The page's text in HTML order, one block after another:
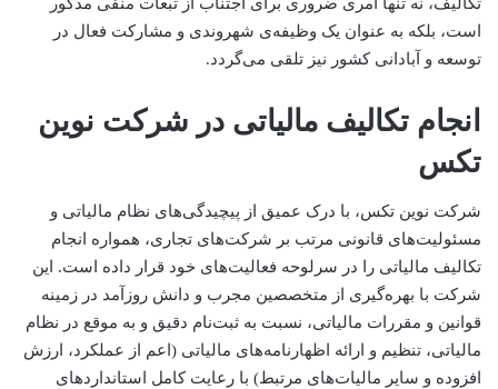
است، بلکه به عنوان یک وظیفه‌ی شهروندی و مشارکت فعال در
توسعه و آبادانی کشور نیز تلقی می‌گردد.
انجام تکالیف مالیاتی در شرکت نوین
تکس
شرکت نوین تکس، با درک عمیق از پیچیدگی‌های نظام مالیاتی و
مسئولیت‌های قانونی مرتب بر شرکت‌های تجاری، همواره انجام
تکالیف مالیاتی را در سرلوحه فعالیت‌های خود قرار داده است. این
شرکت با بهره‌گیری از متخصصین مجرب و دانش روزآمد در زمینه
قوانین و مقررات مالیاتی، نسبت به ثبت‌نام دقیق و به موقع در نظام
مالیاتی، تنظیم و ارائه اظهارنامه‌های مالیاتی (اعم از عملکرد، ارزش
افزوده و سایر مالیات‌های مرتبط) با رعایت کامل استانداردهای